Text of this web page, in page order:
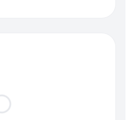
Loading...